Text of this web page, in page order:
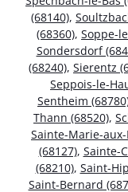
(68140),
(68360), Soppe-
Sondersdorf
(68240), Sierentz
Seppois-le-
Sentheim
Thann (68520),
Sainte-Marie-
(68127), Sainte-
(68210), Saint-
Saint-Bernard